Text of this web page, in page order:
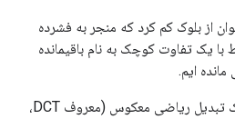
از بلوک کم کرد که منجر به فشرده
یک تفاوت کوچک به نام باقیمانده
ایم.
پس از قرار گرفتن در معرض یک تبدیل ریاضی معکوس (معروف DCT،